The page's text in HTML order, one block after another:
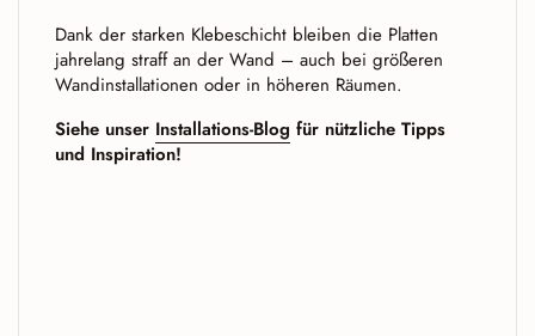
Dank der starken Klebeschicht bleiben die Platten
jahrelang straff an der Wand – auch bei größeren
Wandinstallationen oder in höheren Räumen.
Siehe unser Installations-Blog für nützliche Tipps
und Inspiration!